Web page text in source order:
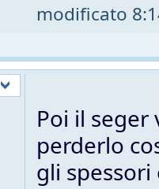
modificato
Poi il
perderlo
gli